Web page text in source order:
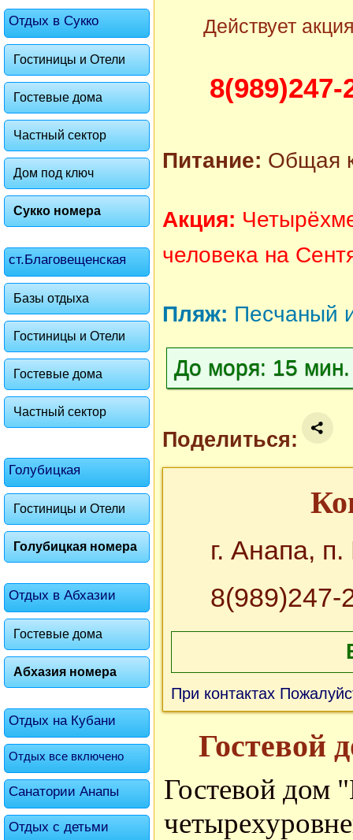
Отдых в Сукко
Гостиницы и Отели
Гостевые дома
Частный сектор
Дом под ключ
Сукко номера
ст.Благовещенская
Базы отдыха
Гостиницы и Отели
Гостевые дома
Частный сектор
Голубицкая
Гостиницы и Отели
Голубицкая номера
Отдых в Абхазии
Гостевые дома
Абхазия номера
Отдых на Кубани
Отдых все включено
Санатории Анапы
Отдых с детьми
Действует
8(989)247-
Питание: Общая
Акция:
человека на
Пляж: Песчаный
До моря: 15
Поделиться:
г. Анапа,
8(989)247-
При контактах
Гостевой
Гостевой дом